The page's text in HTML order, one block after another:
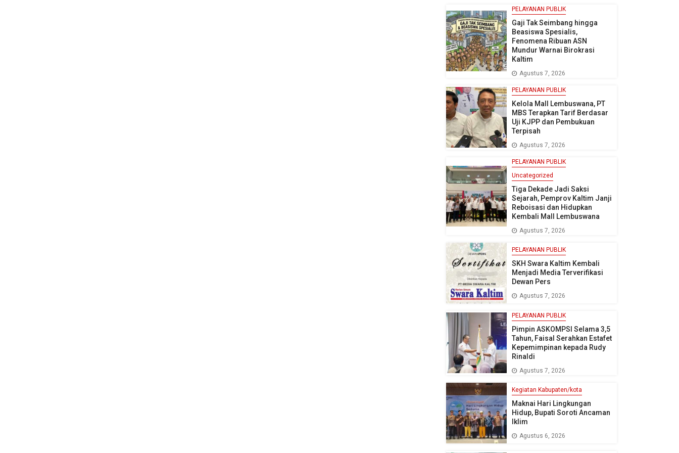
PELAYANAN PUBLIK
Gaji Tak Seimbang hingga
Beasiswa Spesialis,
Fenomena Ribuan ASN
Mundur Warnai Birokrasi
Kaltim
Agustus 7, 2026
PELAYANAN PUBLIK
Kelola Mall Lembuswana, PT
MBS Terapkan Tarif Berdasar
Uji KJPP dan Pembukuan
Terpisah
Agustus 7, 2026
PELAYANAN PUBLIK
Uncategorized
Tiga Dekade Jadi Saksi
Sejarah, Pemprov Kaltim Janji
Reboisasi dan Hidupkan
Kembali Mall Lembuswana
Agustus 7, 2026
PELAYANAN PUBLIK
SKH Swara Kaltim Kembali
Menjadi Media Terverifikasi
Dewan Pers
Agustus 7, 2026
PELAYANAN PUBLIK
Pimpin ASKOMPSI Selama 3,5
Tahun, Faisal Serahkan Estafet
Kepemimpinan kepada Rudy
Rinaldi
Agustus 7, 2026
Kegiatan Kabupaten/kota
Maknai Hari Lingkungan
Hidup, Bupati Soroti Ancaman
Iklim
Agustus 6, 2026